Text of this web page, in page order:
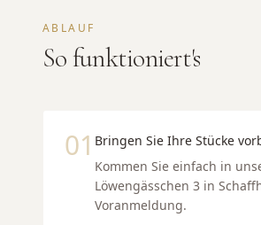
ABLAUF
So funktioniert's
01 Bringen Sie Ihre Stücke
Kommen Sie einfach in
Löwengässchen 3 in
Voranmeldung.